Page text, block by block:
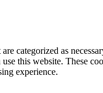
categorized as
this website. These
experience.